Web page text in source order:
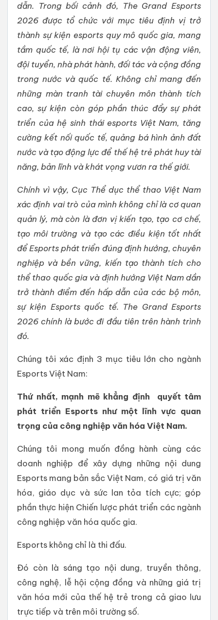
dẫn. Trong bối cảnh đó, The Grand Esports
2026 được tổ chức với mục tiêu định vị trở
thành sự kiện esports quy mô quốc gia, mang
tầm quốc tế, là nơi hội tụ các vận động viên,
đội tuyển, nhà phát hành, đối tác và cộng đồng
trong nước và quốc tế. Không chỉ mang đến
những màn tranh tài chuyên môn thành tích
cao, sự kiện còn góp phần thúc đẩy sự phát
triển của hệ sinh thái esports Việt Nam, tăng
cường kết nối quốc tế, quảng bá hình ảnh đất
nước và tạo động lực để thế hệ trẻ phát huy tài
năng, bản lĩnh và khát vọng vươn ra thế giới.
Chính vì vậy, Cục Thể dục thể thao Việt Nam
xác định vai trò của mình không chỉ là cơ quan
quản lý, mà còn là đơn vị kiến tạo, tạo cơ chế,
tạo môi trường và tạo các điều kiện tốt nhất
để Esports phát triển đúng định hướng, chuyên
nghiệp và bền vững, kiến tạo thành tích cho
thể thao quốc gia và định hướng Việt Nam dần
trở thành điểm đến hấp dẫn của các bộ môn,
sự kiện Esports quốc tế. The Grand Esports
2026 chính là bước đi đầu tiên trên hành trình
đó.
Chúng tôi xác định 3 mục tiêu lớn cho ngành
Esports Việt Nam:
Thứ nhất, mạnh mẽ khẳng định quyết tâm
phát triển Esports như một lĩnh vực quan
trọng của công nghiệp văn hóa Việt Nam.
Chúng tôi mong muốn đồng hành cùng các
doanh nghiệp để xây dựng những nội dung
Esports mang bản sắc Việt Nam, có giá trị văn
hóa, giáo dục và sức lan tỏa tích cực; góp
phần thực hiện Chiến lược phát triển các ngành
công nghiệp văn hóa quốc gia.
Esports không chỉ là thi đấu.
Đó còn là sáng tạo nội dung, truyền thông,
công nghệ, lễ hội cộng đồng và những giá trị
văn hóa mới của thế hệ trẻ trong cả giao lưu
trực tiếp và trên môi trường số.